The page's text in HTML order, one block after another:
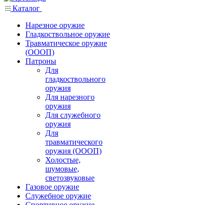
Каталог
Нарезное оружие
Гладкоствольное оружие
Травматическое оружие
(ОООП)
Патроны
Для
гладкоствольного
оружия
Для нарезного
оружия
Для служебного
оружия
Для
травматического
оружия (ОООП)
Холостые,
шумовые,
светозвуковые
Газовое оружие
Служебное оружие